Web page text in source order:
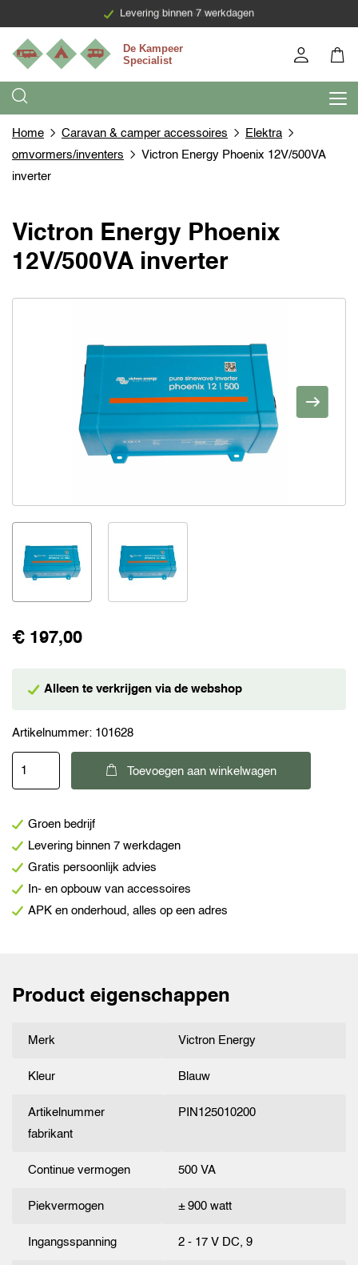
Levering binnen 7 werkdagen
Home Caravan & camper accessoires
Elektra
omvormers/inventers
Victron Energy Phoenix 12V/500VA
inverter
Victron Energy Phoenix
12V/500VA inverter
€ 197,00
Alleen te verkrijgen via de webshop
Artikelnummer: 101628
Energy
12V/500VA
inverter
aantal
Toevoegen aan winkelwagen
Groen bedrijf
Levering binnen 7 werkdagen
Gratis persoonlijk advies
In- en opbouw van accessoires
APK en onderhoud, alles op een adres
Product eigenschappen
Merk Victron Energy
Kleur Blauw
Artikelnummer
fabrikant
PIN125010200
Continue vermogen 500 VA
Piekvermogen ± 900 watt
Ingangsspanning 2 - 17 V DC, 9